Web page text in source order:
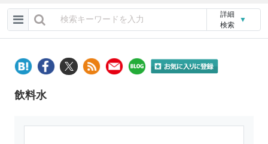
詳細
検索
▼
飲料水